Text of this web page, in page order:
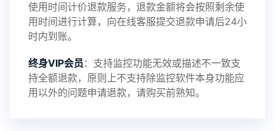
使用时间计价退款服务，退款金额将会按照剩余使
用时间进行计算，向在线客服提交退款申请后24小
时内到账。
终身VIP会员 ：支持监控功能无效或描述不一致支
持全额退款，原则上不支持除监控软件本身功能应
用以外的问题申请退款，请购买前熟知。